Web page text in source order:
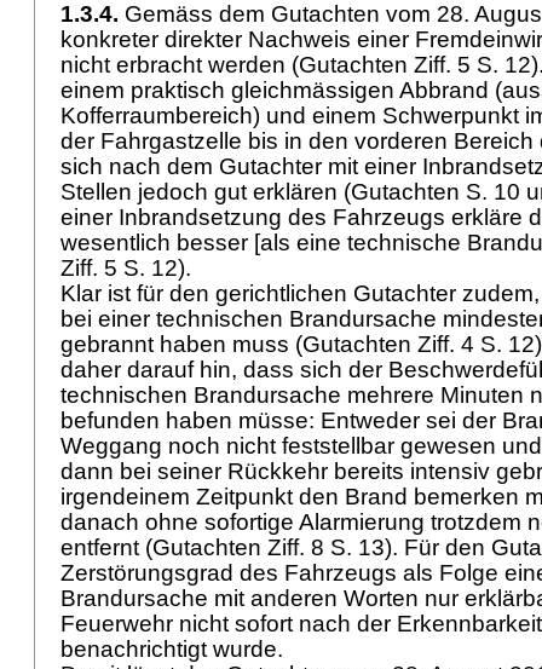
1.3.4. Gemäss dem Gutachten vom 28.
konkreter direkter Nachweis einer
nicht erbracht werden (Gutachten Ziff. 5 S.
einem praktisch gleichmässigen Abbrand
Kofferraumbereich) und einem Schwerpunkt
der Fahrgastzelle bis in den vorderen
sich nach dem Gutachter mit einer
Stellen jedoch gut erklären (Gutachten S. 10
einer Inbrandsetzung des Fahrzeugs erkläre
wesentlich besser [als eine technische
Ziff. 5 S. 12).
Klar ist für den gerichtlichen Gutachter
bei einer technischen Brandursache
gebrannt haben muss (Gutachten Ziff. 4 S.
daher darauf hin, dass sich der
technischen Brandursache mehrere Minuten
befunden haben müsse: Entweder sei der
Weggang noch nicht feststellbar gewesen
dann bei seiner Rückkehr bereits intensiv
irgendeinem Zeitpunkt den Brand bemerken
danach ohne sofortige Alarmierung trotzdem
entfernt (Gutachten Ziff. 8 S. 13). Für den
Zerstörungsgrad des Fahrzeugs als Folge
Brandursache mit anderen Worten nur
Feuerwehr nicht sofort nach der
benachrichtigt wurde.